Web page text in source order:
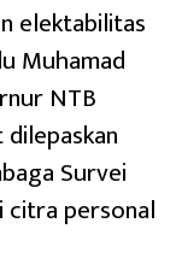
elektabilitas
Muhamad
NTB
Survei
citra personal